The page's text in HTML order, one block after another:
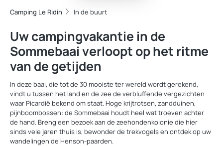
Camping Le Ridin In de buurt
Uw campingvakantie in de
Sommebaai verloopt op het ritme
van de getijden
In deze baai, die tot de 30 mooiste ter wereld wordt gerekend,
vindt u tussen het land en de zee de verbluffende vergezichten
waar Picardië bekend om staat. Hoge krijtrotsen, zandduinen,
pijnboombossen: de Sommebaai houdt heel wat troeven achter
de hand. Breng een bezoek aan de zeehondenkolonie die hier
sinds vele jaren thuis is, bewonder de trekvogels en ontdek op uw
wandelingen de Henson-paarden.